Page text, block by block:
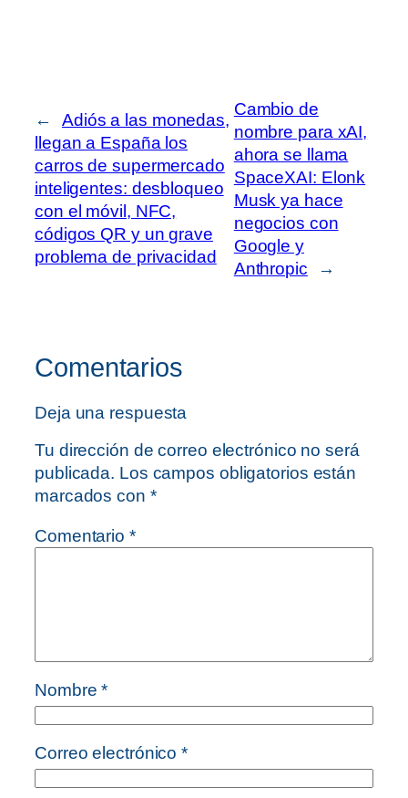
←
Adiós a las monedas,
llegan a España los
carros de supermercado
inteligentes: desbloqueo
con el móvil, NFC,
códigos QR y un grave
problema de privacidad
Cambio de
nombre para xAI,
ahora se llama
SpaceXAI: Elonk
Musk ya hace
negocios con
Google y
Anthropic
→
Comentarios
Deja una respuesta
Tu dirección de correo electrónico no será
publicada. Los campos obligatorios están
marcados con *
Comentario *
Nombre*
Correo electrónico*